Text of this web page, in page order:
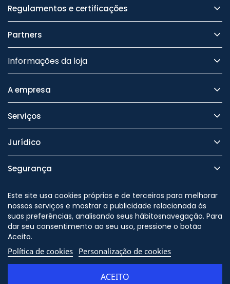
Regulamentos e certificações
Partners
Informações da loja
A empresa
Serviços
Jurídico
Segurança
Este site usa cookies próprios e de terceiros para melhorar
nossos serviços e mostrar a publicidade relacionada às
suas preferências, analisando seus hábitosnavegação. Para
dar seu consentimento ao seu uso, pressione o botão
Aceito.
Política de cookies Personalização de cookies
ACEITO
Nos siga no
© Copyright - ORION91 - CIF
B10982650 - Todos os direitos